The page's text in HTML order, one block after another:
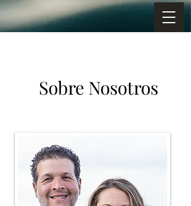
Sobre Nosotros